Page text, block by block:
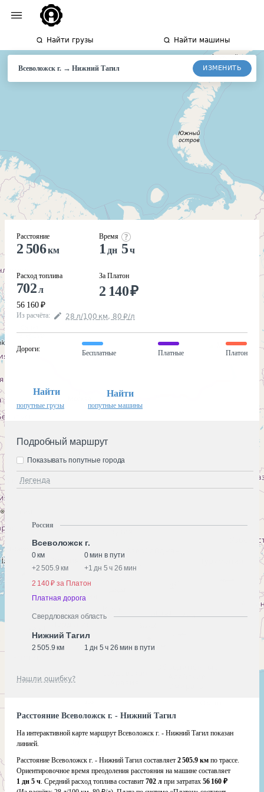
Найти грузы Найти машины
Всеволожск г.→Нижний Тагил ИЗМЕНИТЬ
Расстояние
2 506км
Расход топлива
702л
56 160 ₽
Время
1 дн 5 ч
За Платон
2 140₽
Из расчёта: 28 л/100 км, 80 ₽/л
Дороги:
Бесплатные Платные Платон
Найти
попутные грузы
Найти
попутные машины
Подробный маршрут
Легенда
Показывать попутные города
Россия
Всеволожск г.
0 км
0 мин в пути
+2 505.9 км +1 дн 5 ч 26 мин
2 140 ₽ за Платон
Платная дорога
Свердловская область
Нижний Тагил
2 505.9 км 1 дн 5 ч 26 мин в пути
Нашли ошибку?
Расстояние Всеволожск г. - Нижний Тагил
На интерактивной карте маршрут Всеволожск г. - Нижний Тагил показан
линией.
Расстояние Всеволожск г. - Нижний Тагил составляет 2 505.9 км по трассе.
Ориентировочное время преодоления расстояния на машине составляет
1 дн 5 ч. Средний расход топлива составит 702 л при затратах 56 160 ₽